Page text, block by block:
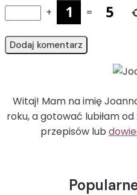
+ =
Witaj! Mam na imię
roku, a gotować lubiłam
przepisów lub